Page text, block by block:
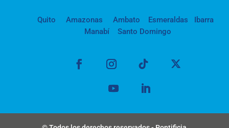
Quito Amazonas Ambato Esmeraldas
Ibarra
Manabí
Santo Domingo